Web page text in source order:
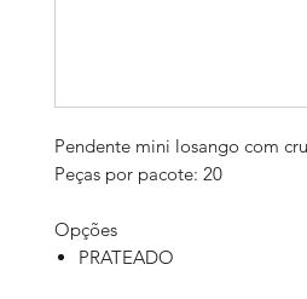
Pendente mini losango com
Peças por pacote: 20
Opções
PRATEADO